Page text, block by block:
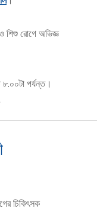
ও শিশু রোগে অভিজ্ঞ
পর্যন্ত।
চিকিৎসক